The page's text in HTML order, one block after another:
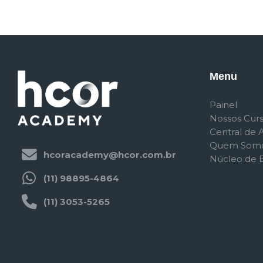
hcoracademy@hcor.com.br
(11) 98895-4864
(11) 3053-5265
Menu
Painel
Nossos
Central de
Quem
Núcleo de